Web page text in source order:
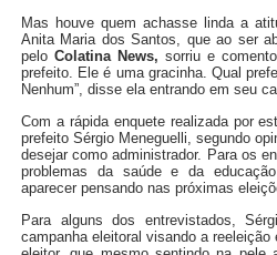
Mas houve quem achasse linda a
Anita Maria dos Santos, que ao ser
pelo Colatina News, sorriu e
prefeito. Ele é uma gracinha. Qual
Nenhum”, disse ela entrando em seu
Com a rápida enquete realizada por
prefeito Sérgio Meneguelli, segundo
desejar como administrador. Para os
problemas da saúde e da
aparecer pensando nas próximas
Para alguns dos entrevistados,
campanha eleitoral visando a